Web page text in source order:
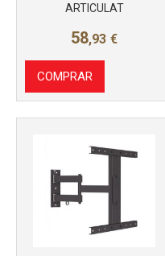
ARTICULAT
58,93 €
COMPRAR